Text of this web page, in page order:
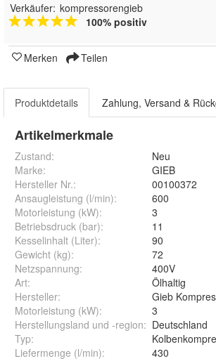
Verkäufer: kompressorengieb
100% positiv
Merken Teilen
Produktdetails Zahlung, Versand &
Artikelmerkmale
Zustand:
Neu
Marke:
GIEB
Hersteller Nr.:
00100372
Ansaugleistung (l/min):
600
Motorleistung (kW):
3
Betriebsdruck (bar):
11
Kesselinhalt (Liter):
90
Gewicht (kg):
72
Netzspannung:
400V
Art:
Ölhaltig
Hersteller:
Gieb
Motorleistung (kW):
3
Herstellungsland und -region: Deutschland
Typ:
Liefermenge (l/min): 430